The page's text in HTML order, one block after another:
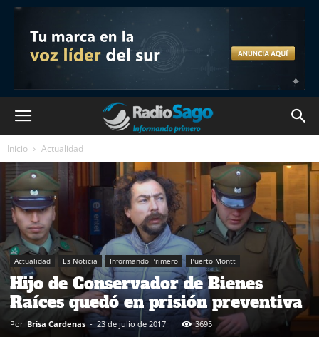
Inicio Actualidad
Actualidad Es Noticia Informando Primero Puerto Montt
Hijo de Conservador de Bienes
Raíces quedó en prisión preventiva
Por Brisa Cardenas - 23 de julio de 2017 3695